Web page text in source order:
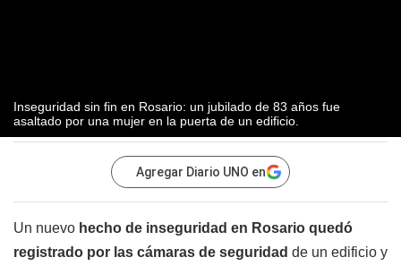
Inseguridad sin fin en Rosario: un jubilado de 83 años fue
asaltado por una mujer en la puerta de un edificio.
Agregar Diario UNO en
Un nuevo hecho de inseguridad en Rosario quedó
registrado por las cámaras de seguridad de un edificio y